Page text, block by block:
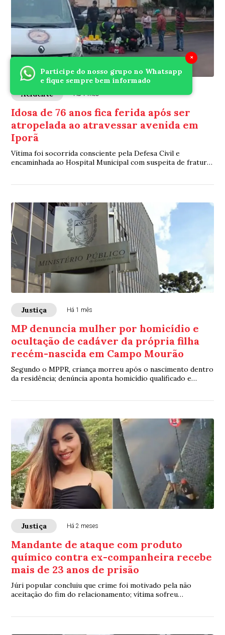
×
Participe do nosso grupo no Whatsapp
e fique sempre bem informado
Acidente Há 1 mês
Idosa de 76 anos fica ferida após ser
atropelada ao atravessar avenida em
Iporã
Vítima foi socorrida consciente pela Defesa Civil e
encaminhada ao Hospital Municipal com suspeita de fratura
Justiça Há 1 mês
MP denuncia mulher por homicídio e
ocultação de cadáver da própria filha
recém-nascida em Campo Mourão
Segundo o MPPR, criança morreu após o nascimento dentro
da residência; denúncia aponta homicídio qualificado e
Justiça Há 2 meses
Mandante de ataque com produto
químico contra ex-companheira recebe
mais de 23 anos de prisão
Júri popular concluiu que crime foi motivado pela não
aceitação do fim do relacionamento; vítima sofreu